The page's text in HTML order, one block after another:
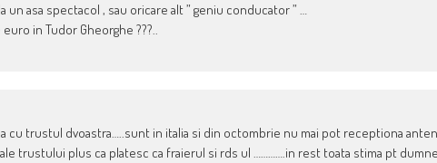
un asa spectacol , sau oricare alt ” geniu conducator ” …
in Tudor Gheorghe ???..
cu trustul dvoastra…..sunt in italia si din octombrie nu mai pot receptiona
trustului plus ca platesc ca fraierul si rds ul ………….in rest toata stima pt